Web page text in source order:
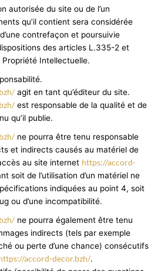
autorisée du site ou de l’un
qu’il contient sera considérée
contrefaçon et poursuivie
des articles L.335-2 et
Intellectuelle.
agit en tant qu’éditeur du site.
est responsable de la qualité et de
qu’il publie.
ne pourra être tenu responsable
et indirects causés au matériel de
au site internet https://accord-
soit de l’utilisation d’un matériel ne
indiquées au point 4, soit
ou d’une incompatibilité.
ne pourra également être tenu
indirects (tels par exemple
ou perte d’une chance) consécutifs
accord-decor.bzh/.